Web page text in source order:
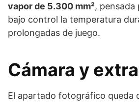
vapor de 5.300 mm², pensada
bajo control la temperatura
prolongadas de juego.
Cámara y
El apartado fotográfico queda